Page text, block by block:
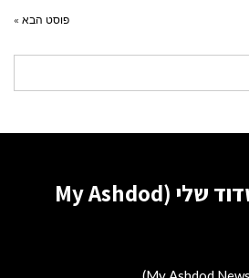
פוסט הבא »
אודות חדשות אשדוד שלי (My Ashdod